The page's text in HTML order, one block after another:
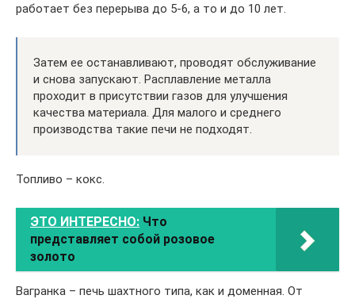
работает без перерыва до 5-6, а то и до 10 лет.
Затем ее останавливают, проводят обслуживание
и снова запускают. Расплавление металла
проходит в присутствии газов для улучшения
качества материала. Для малого и среднего
производства такие печи не подходят.
Топливо – кокс.
ЭТО ИНТЕРЕСНО: Что
представляет собой розовое
золото
Вагранка – печь шахтного типа, как и доменная. От